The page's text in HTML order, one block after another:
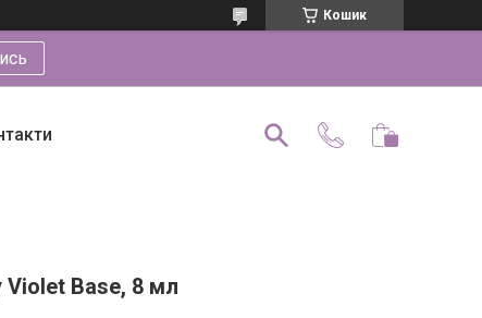
Кошик
Base, 8 мл